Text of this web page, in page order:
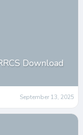
Download
September 13, 2025